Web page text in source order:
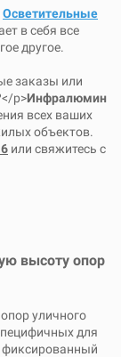
Осветительные
в себя все
другое.
заказы или
p>Инфралюмин
всех ваших
объектов.
или свяжитесь с
высоту опор
уличного
для
фиксированный